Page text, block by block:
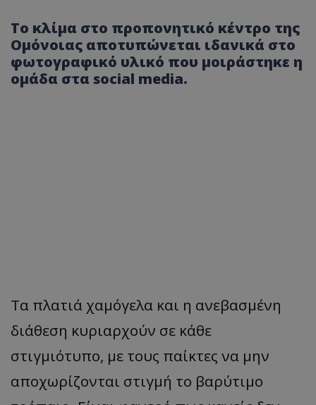
Το κλίμα στο προπονητικό κέντρο της
Ομόνοιας αποτυπώνεται ιδανικά στο
φωτογραφικό υλικό που μοιράστηκε η
ομάδα στα social media.
Τα πλατιά χαμόγελα και η ανεβασμένη
διάθεση κυριαρχούν σε κάθε
στιγμιότυπο, με τους παίκτες να μην
αποχωρίζονται στιγμή το βαρύτιμο